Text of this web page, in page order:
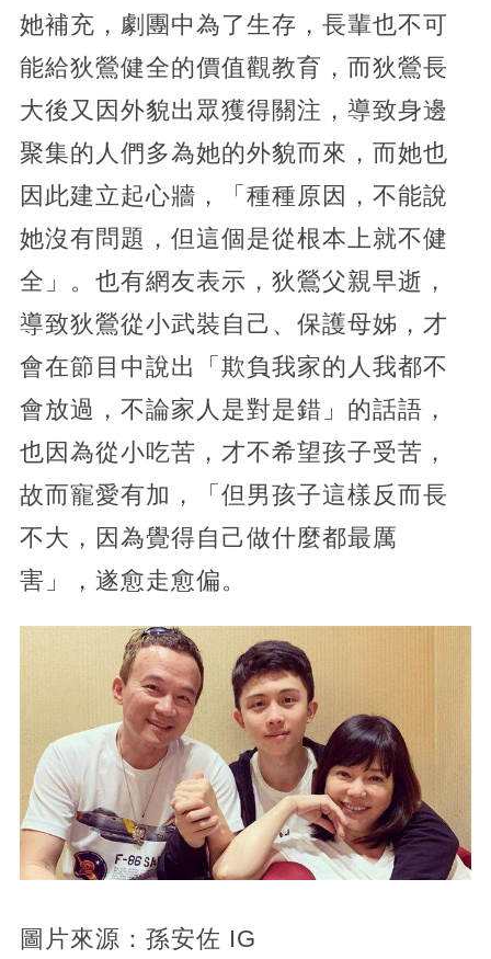
她補充，劇團中為了生存，長輩也不可
能給狄鶯健全的價值觀教育，而狄鶯長
大後又因外貌出眾獲得關注，導致身邊
聚集的人們多為她的外貌而來，而她也
因此建立起心牆，「種種原因，不能說
她沒有問題，但這個是從根本上就不健
全」。也有網友表示，狄鶯父親早逝，
導致狄鶯從小武裝自己、保護母姊，才
會在節目中說出「欺負我家的人我都不
會放過，不論家人是對是錯」的話語，
也因為從小吃苦，才不希望孩子受苦，
故而寵愛有加，「但男孩子這樣反而長
不大，因為覺得自己做什麼都最厲
害」，遂愈走愈偏。
圖片來源：孫安佐 IG